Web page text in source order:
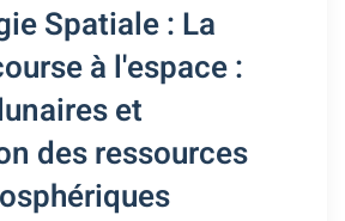
Spatiale : La
à l'espace :
et
des ressources